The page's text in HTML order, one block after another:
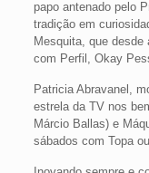
papo antenado pelo
tradição em
Mesquita, que desde
com Perfil, Okay
Patricia Abravanel,
estrela da TV nos
Márcio Ballas) e
sábados com Topa